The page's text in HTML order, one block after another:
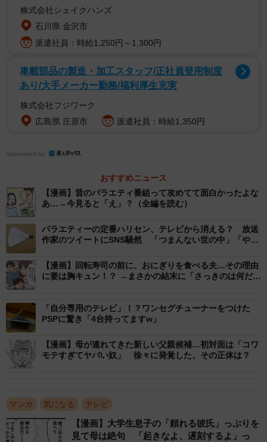
株式会社シェイクハンズ
石川県 金沢市
派遣社員：時給1,250円～1,300円
車載部品の製造・加工スタッフ/正社員登用制度
あり/大手メーカー勤務/福利厚生充実
株式会社フジワーク
広島県 庄原市
派遣社員：時給1,350円
Sponsored by
おすすめニュース
【漫画】昔のバラエティ番組って攻めてて面白かったよな
あ…→今見ると「え」？（全編を読む）
バラエティーの定番ハリセン、テレビから消える？ 放送
作家のツイートにSNS騒然 「つまんない世の中」「やり
【漫画】回転寿司の前に、おにぎりを食べる夫…その理由
に妻は胸キュン！？ →まさかの結末に「さっきのは何だっ
「自分専用のテレビ」！？ワンセグチューナーをつけた
PSPに驚き「4台持ってますw」
【漫画】母が連れてきた新しい父親候補…初対面は「コワ
モテすぎてヤバい奴」 徐々に発覚した、その正体は？
マンガ 気になる テレビ
【漫画】大学生息子の「頼れる彼氏」っぷりを
見て母は絶句 「起きなよ、遅刻するよ」っ